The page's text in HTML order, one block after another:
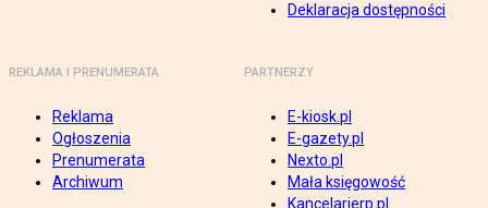
Deklaracja dostępności
REKLAMA I PRENUMERATA
Reklama
Ogłoszenia
Prenumerata
Archiwum
PARTNERZY
E-kiosk.pl
E-gazety.pl
Nexto.pl
Mała księgowość
Kancelarierp.pl